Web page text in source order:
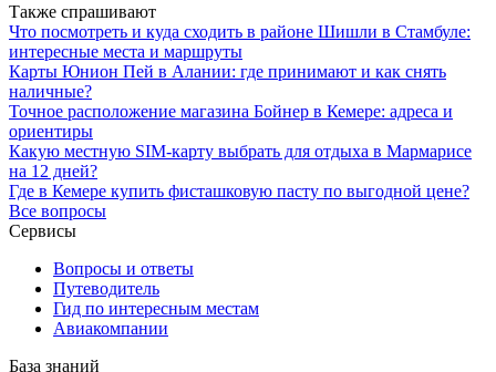
Также спрашивают
Что посмотреть и куда сходить в районе Шишли в Стамбуле:
интересные места и маршруты
Карты Юнион Пей в Алании: где принимают и как снять
наличные?
Точное расположение магазина Бойнер в Кемере: адреса и
ориентиры
Какую местную SIM-карту выбрать для отдыха в Мармарисе
на 12 дней?
Где в Кемере купить фисташковую пасту по выгодной цене?
Все вопросы
Сервисы
Вопросы и ответы
Путеводитель
Гид по интересным местам
Авиакомпании
База знаний